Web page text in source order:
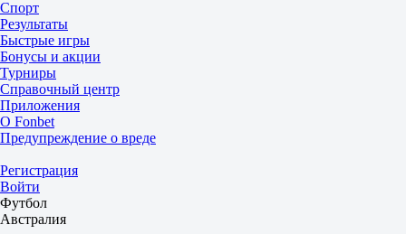
Спорт
Результаты
Быстрые игры
Бонусы и акции
Турниры
Справочный центр
Приложения
О Fonbet
Предупреждение о вреде
Регистрация
Войти
Футбол
Австралия